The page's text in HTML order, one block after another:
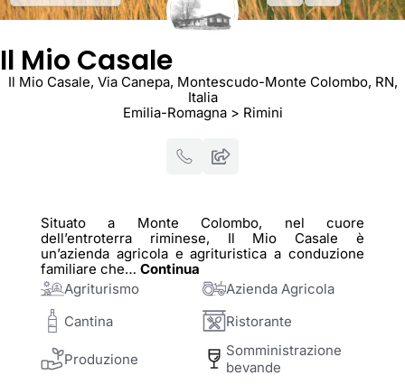
Il Mio Casale
Il Mio Casale, Via Canepa, Montescudo-Monte Colombo, RN,
Italia
Emilia-Romagna > Rimini
Situato a Monte Colombo, nel cuore
dell’entroterra riminese, Il Mio Casale è
un’azienda agricola e agrituristica a conduzione
familiare che… Continua
Agriturismo
Azienda Agricola
Cantina
Ristorante
Produzione
Somministrazione
bevande